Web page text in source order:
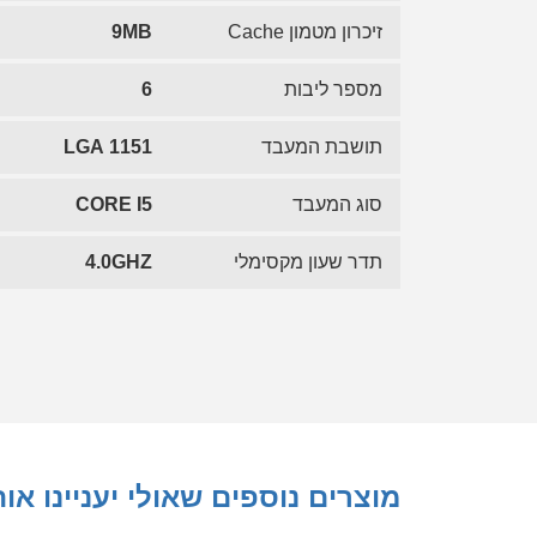
זיכרון מטמון Cache 9MB
מספר ליבות 6
תושבת המעבד LGA 1151
סוג המעבד CORE I5
תדר שעון מקסימלי 4.0GHZ
מוצרים נוספים שאולי יעניינו